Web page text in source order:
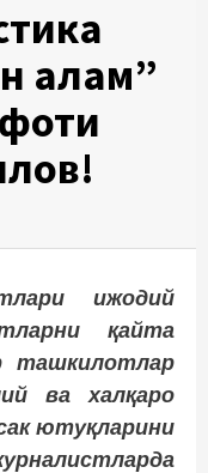
қалам”
ижодий
қайта
ташкилотлар
ва халқаро
ютуқларини